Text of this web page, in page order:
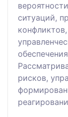
ситуаций,
рисков,